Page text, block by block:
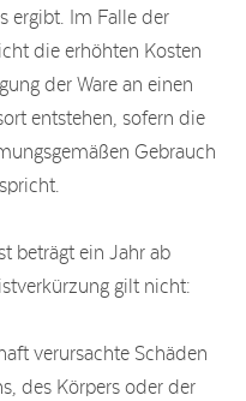
ergibt. Im Falle der
die erhöhten Kosten
der Ware an einen
entstehen, sofern die
Gebrauch
beträgt ein Jahr ab
gilt nicht:
verursachte Schäden
des Körpers oder der